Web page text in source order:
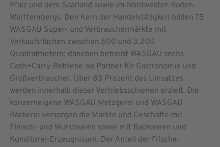
Pfalz und dem Saarland sowie im Nordwesten Baden-
Württembergs. Den Kern der Handelstätigkeit bilden 75
WASGAU Super- und Verbrauchermärkte mit
Verkaufsflächen zwischen 600 und 3.200
Quadratmetern; daneben betreibt WASGAU sechs
Cash+Carry-Betriebe als Partner für Gastronomie und
Großverbraucher. Über 85 Prozent des Umsatzes
werden innerhalb dieser Vertriebsschienen erzielt. Die
konzerneigene WASGAU Metzgerei und WASGAU
Bäckerei versorgen die Märkte und Geschäfte mit
Fleisch- und Wurstwaren sowie mit Backwaren und
Konditorei-Erzeugnissen. Der Anteil der Frische-